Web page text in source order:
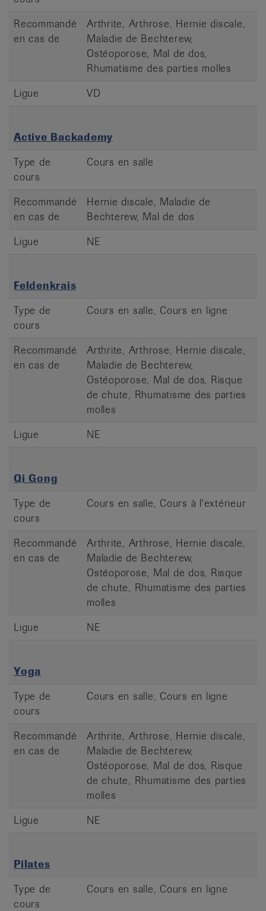
Recommandé
en cas de
Arthrite, Arthrose, Hernie discale,
Maladie de Bechterew,
Ostéoporose, Mal de dos,
Rhumatisme des parties molles
Ligue
VD
Active Backademy
Type de
cours
Cours en salle
Recommandé
en cas de
Hernie discale, Maladie de
Bechterew, Mal de dos
Ligue
NE
Feldenkrais
Type de
cours
Cours en salle, Cours en ligne
Recommandé
en cas de
Arthrite, Arthrose, Hernie discale,
Maladie de Bechterew,
Ostéoporose, Mal de dos, Risque
de chute, Rhumatisme des parties
molles
Ligue
NE
Qi Gong
Type de
cours
Cours en salle, Cours à l'extérieur
Recommandé
en cas de
Arthrite, Arthrose, Hernie discale,
Maladie de Bechterew,
Ostéoporose, Mal de dos, Risque
de chute, Rhumatisme des parties
molles
Ligue
NE
Yoga
Type de
cours
Cours en salle, Cours en ligne
Recommandé
en cas de
Arthrite, Arthrose, Hernie discale,
Maladie de Bechterew,
Ostéoporose, Mal de dos, Risque
de chute, Rhumatisme des parties
molles
Ligue
NE
Pilates
Type de
cours
Cours en salle, Cours en ligne